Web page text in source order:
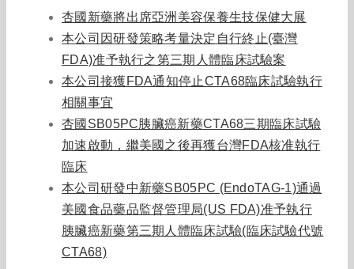
杏國新藥將出席亞洲美容保養生技保健大展
本公司因研發策略考量決定自行終止(臺灣
FDA)准予執行之第三期人體臨床試驗案
本公司接獲FDA通知停止CTA68臨床試驗執行
相關事宜
杏國SB05PC胰臟癌新藥CTA68三期臨床試驗
加速啟動，繼美國之後再獲台灣FDA核准執行
臨床
本公司研發中新藥SB05PC (EndoTAG-1)通過
美國食品藥品監督管理局(US FDA)准予執行
胰臟癌新藥第三期人體臨床試驗(臨床試驗代號
CTA68)